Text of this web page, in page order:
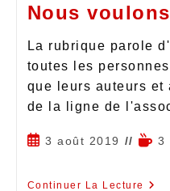
Nous
La rubrique parole
toutes les
que leurs auteurs
de la ligne de
3 août 2019 3
Continuer La Lecture